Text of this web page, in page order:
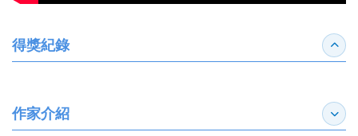
得獎紀錄 收合
作家介紹 展開